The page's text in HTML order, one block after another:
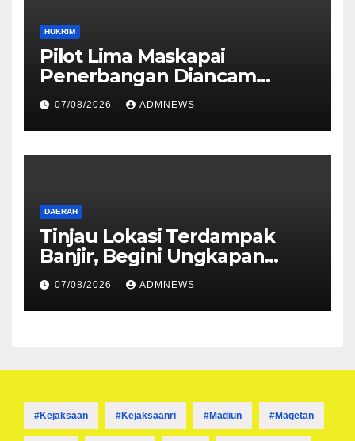
HUKRIM
Pilot Lima Maskapai
Penerbangan Diancam
Ditembak Mati OPM
07/08/2026 ADMNEWS
DAERAH
Tinjau Lokasi Terdampak
Banjir, Begini Ungkapan
Mahyeldi
07/08/2026 ADMNEWS
#kejaksaan #kejaksaanri #madiun #magetan